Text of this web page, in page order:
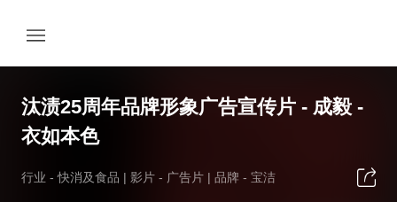
汰渍25周年品牌形象广告宣传片 - 成毅 -
衣如本色
行业 -快消及食品 | 影片 - 广告片 | 品牌 - 宝洁